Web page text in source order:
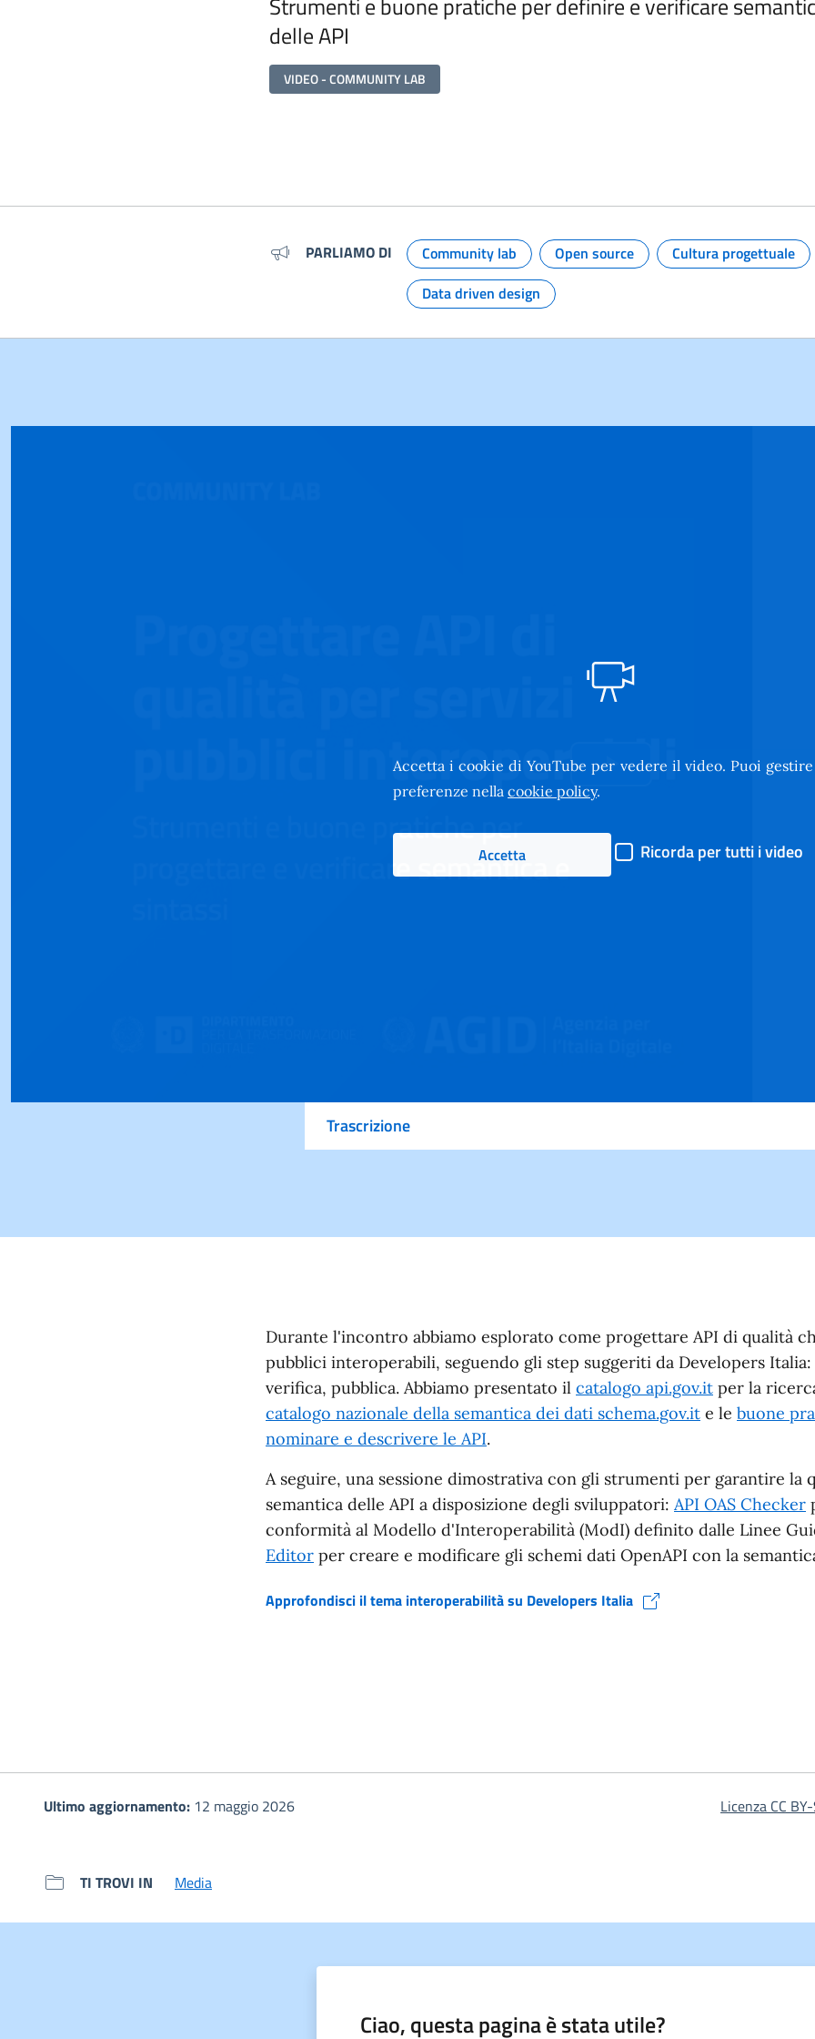
delle API
VIDEO - COMMUNITY LAB
Metadati e link per approfondire
PARLIAMO DI
Argomento:
Community lab
Argomento:
Open source
Argomento:
Cultura progettuale
Argomento:
Data driven design
Accetta i cookie di YouTube per vedere il video. Puoi
preferenze nella cookie policy.
Accetta Ricorda per tutti i video
video
Trascrizione
Durante l'incontro abbiamo esplorato come progettare API di qualità
pubblici interoperabili, seguendo gli step suggeriti da Developers
verifica, pubblica. Abbiamo presentato il catalogo api.gov.it per la
catalogo nazionale della semantica dei dati schema.gov.it e le buone
nominare e descrivere le API.
A seguire, una sessione dimostrativa con gli strumenti per garantire la
semantica delle API a disposizione degli sviluppatori: API OAS Checker
conformità al Modello d'Interoperabilità (ModI) definito dalle Linee
Editor per creare e modificare gli schemi dati OpenAPI con la
Approfondisci il tema interoperabilità su Developers Italia
(si apre in una nuova finestra)
Ultimo aggiornamento: 12 maggio 2026 Licenza CC
TI TROVI IN Media
Ciao, questa pagina è stata utile?